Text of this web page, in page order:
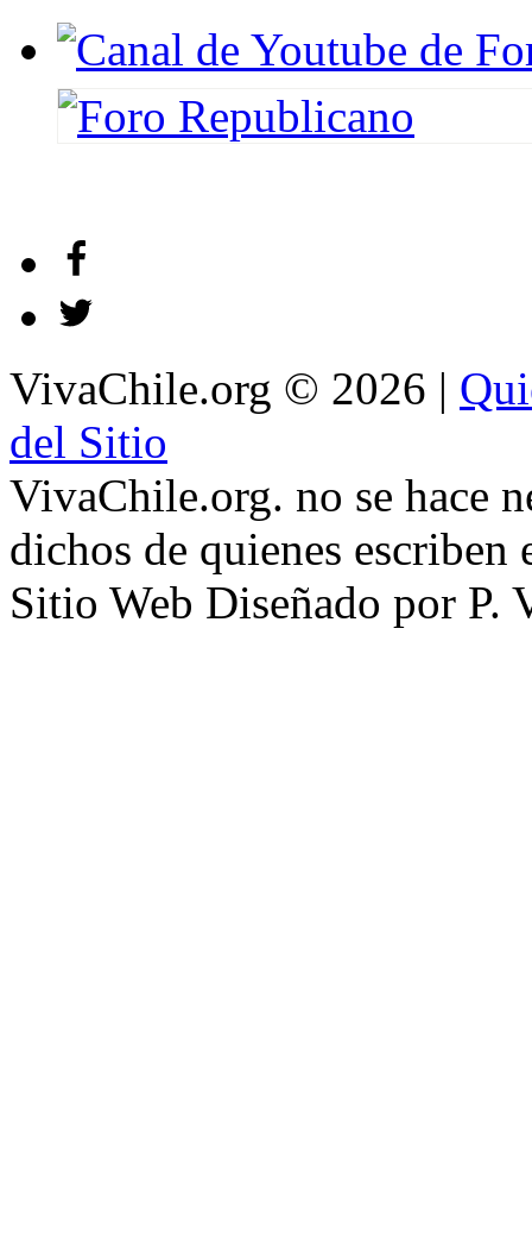
VivaChile.org © 2026 |
del Sitio
VivaChile.org. no se hace
dichos de quienes escriben
Sitio Web Diseñado por